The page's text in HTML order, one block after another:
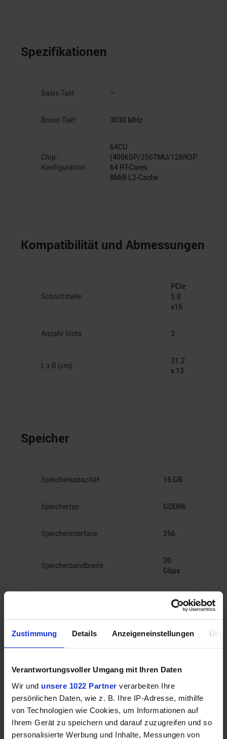
Zustimmung Details Anzeigeneinstellungen
Verantwortungsvoller Umgang mit Ihren Daten
Wir und unsere 1022 Partner verarbeiten Ihre
persönlichen Daten, wie z. B. Ihre IP-Adresse, mithilfe
von Technologien wie Cookies, um Informationen auf
Ihrem Gerät zu speichern und darauf zuzugreifen und so
personalisierte Werbung und Inhalte, Messungen von
Spezifikationen
Basis-Takt –
Boost-Takt 3030 MHz
Chip-
Konfiguration
64CU
(4096SP/256TMU/128ROP)
64 RT-Cores
8MiB L2-Cache
Kompatibilität und Abmessungen
Schnittstelle
PCIe
5.0
x16
Anzahl Slots 3
L x B (cm)
31.2
x 13
Speicher
Speicherkapazität 16 GB
Speichertyp GDDR6
Speicherinterface 256
Speicherbandbreite
20
Gbps
Videoanschlüsse
HDMI
2.1b
DisplayPort
3x
DisplayPort
2.1a